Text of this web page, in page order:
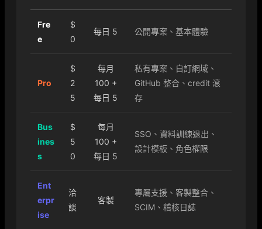
Fre
e
$
0
每日 5 公開專案、基本體驗
Pro
$
2
5
每月
100 +
每日 5
私有專案、自訂網域、
GitHub 整合、credit 滾
存
Bus
ines
s
$
5
0
每月
100 +
每日 5
SSO、資料訓練退出、
設計模板、角色權限
Ent
erpr
ise
洽
談
客製
專屬支援、客製整合、
SCIM、稽核日誌